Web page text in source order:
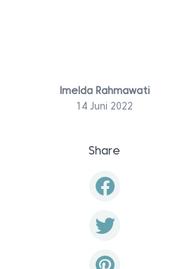
Imelda Rahmawati
14 Juni 2022
Share